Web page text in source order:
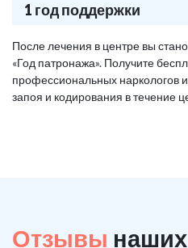
1 год поддержки
После лечения в центре вы
«Год патронажа». Получите
профессиональных наркологов
запоя и кодирования в течение
Отзывы